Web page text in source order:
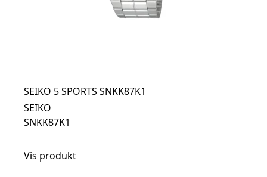
SEIKO 5 SPORTS SNKK87K1
SEIKO
SNKK87K1
Vis produkt